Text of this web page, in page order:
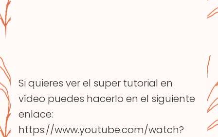
Si quieres ver el super tutorial en
vídeo puedes hacerlo en el siguiente
enlace:
https://www.youtube.com/watch?